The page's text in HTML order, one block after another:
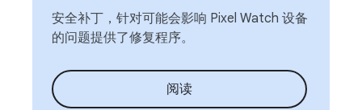
安全补丁，针对可能会影响 Pixel Watch 设备
的问题提供了修复程序。
阅读